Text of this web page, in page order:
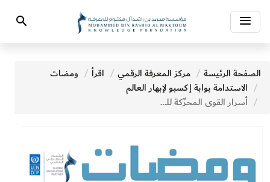
Toggle
navigation
Search
الصفحة الرئيسة مركز المعرفة الرقمي اقرأ
ومضات
الاستدامة بوابة إكسبو لإبهار العالم
أسرار القوى المحرِّكة للحياة